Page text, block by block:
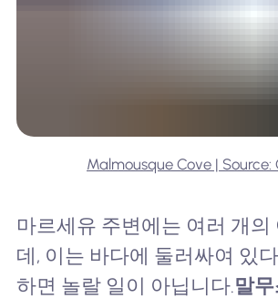
Malmousque Cove | Source:
마르세유 주변에는 여러 개의
데, 이는 바다에 둘러싸여 있
하면 놀랄 일이 아닙니다.말